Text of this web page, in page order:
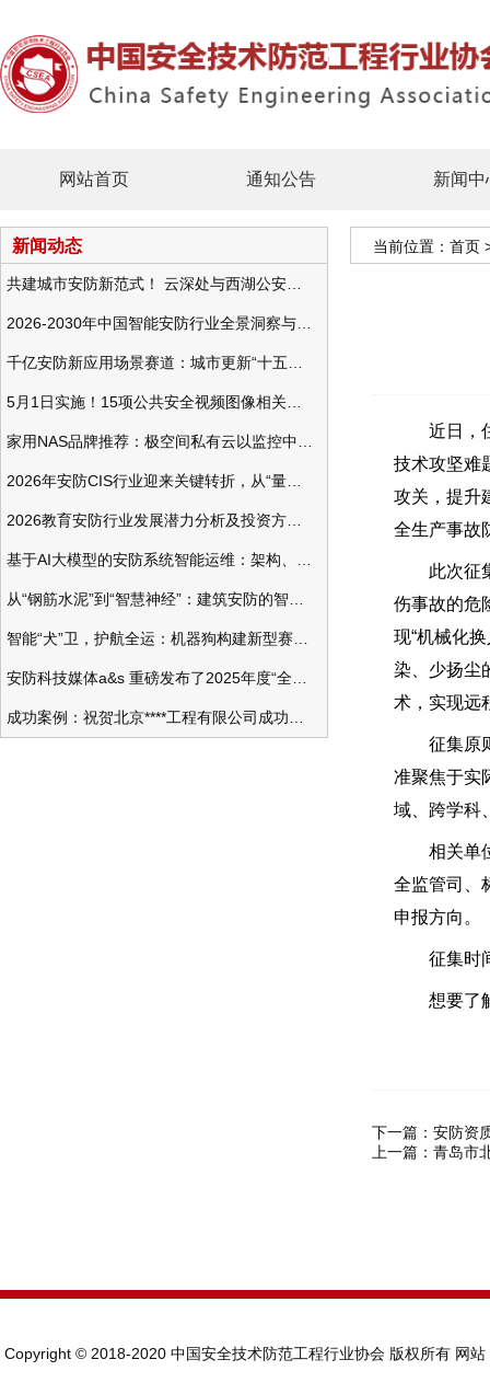
网站首页 通知公告 新闻中
新闻动态 当前位置： 首页
近日，住
技术攻坚难
攻关，提升
全生产事故
此次征集
伤事故的危
现“机械化
染、少扬尘
术，实现远
征集原则
准聚焦于实
域、跨学科
相关单位
全监管司、
申报方向。
征集时间
想要了解
下一篇： 安防资
上一篇： 青岛市
Copyright © 2018-2020 中国安全技术防范工程行业协会 版权所有 网站